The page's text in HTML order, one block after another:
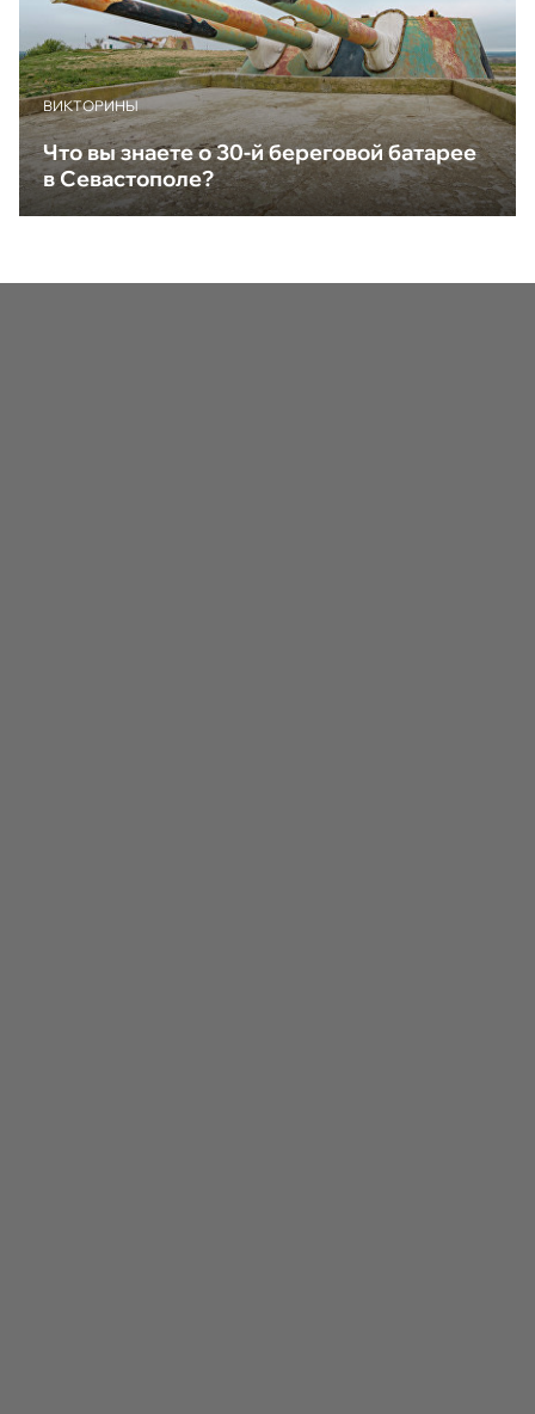
ВИКТОРИНЫ
Что вы знаете о 30-й береговой батарее
в Севастополе?